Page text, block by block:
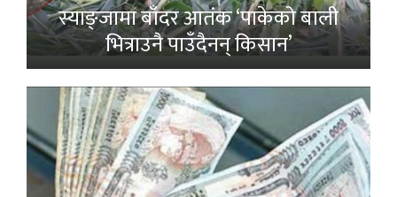
स्याङ्जामा बाँदर आतंक ‘पाकेको बाली
भित्राउनै पाउँदैनन् किसान’